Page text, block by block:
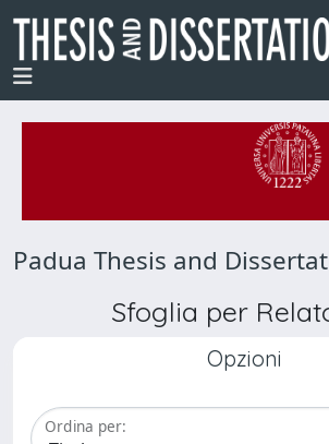
Padua Thesis and
Sfoglia per
Opzioni
Ordina per: